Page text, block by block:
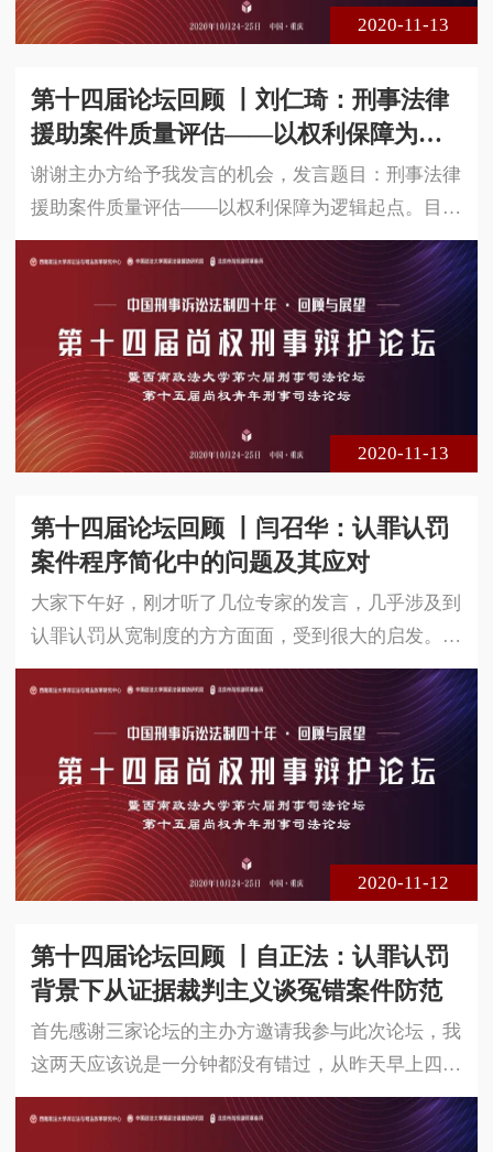
议程，刑事诉讼制度40年是相互呼
2020-11-13
第十四届论坛回顾 丨刘仁琦：刑事法律
援助案件质量评估——以权利保障为逻
辑起点
谢谢主办方给予我发言的机会，发言题目：刑事法律
援助案件质量评估——以权利保障为逻辑起点。目
前，法律援助存在的问题很多，比如法律援助案件补
贴严重不足、法律援助律师明显不够、法律援助案件
质量明显不高等。虽然法律援助的国家责任已经被大
家接受，但是在司法实践操作层面并没有贯穿下来，
以致上述问题不能得到有效解决。从根本而言，法律
援助是在为贫弱者平权。改革开放四十年以来，中国
刑事法律援助制度取得了巨大成绩
2020-11-13
第十四届论坛回顾 丨闫召华：认罪认罚
案件程序简化中的问题及其应对
大家下午好，刚才听了几位专家的发言，几乎涉及到
认罪认罚从宽制度的方方面面，受到很大的启发。我
想简单补充一点。我们研究的主题是认罪案件诉讼程
序的演变和趋势，我觉得一个认罪案件诉讼程序发展
的最大趋势就是程序的简化。但认罪只是刑事诉讼程
序简化的根据之一，除了认罪之外，还有简单、轻
微、现行犯、合意等简化根据。而且，这些不同简化
根据简化程序的机理不太一样。就世界简化程序的规
律和发展趋势而言，只基于一种因
2020-11-12
第十四届论坛回顾 丨自正法：认罪认罚
背景下从证据裁判主义谈冤错案件防范
首先感谢三家论坛的主办方邀请我参与此次论坛，我
这两天应该说是一分钟都没有错过，从昨天早上四位
大咖的演讲，到下午都让我受益匪浅，同时也见到了
很多师友。有一个共聚一堂的讨论，受益匪浅。我作